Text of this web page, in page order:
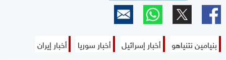
بنيامين نتنياهو أخبار إسرائيل أخبار سوريا أخبار إيران